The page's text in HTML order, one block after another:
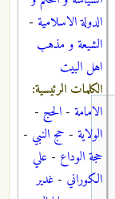
الدولة الاسلامية -
الشيعة و مذهب
اهل البيت
الكلمات الرئيسية:
الامامة - الحج -
الولاية - حج النبي -
حجة الوداع - علي
الكوراني - غدير